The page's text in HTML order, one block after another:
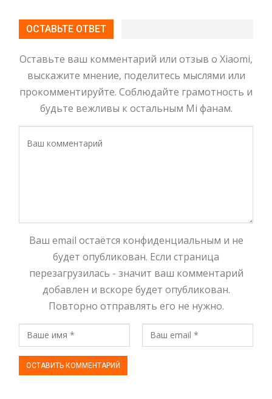
ОСТАВЬТЕ ОТВЕТ
Оставьте ваш комментарий или отзыв о Xiaomi,
выскажите мнение, поделитесь мыслями или
прокомментируйте. Соблюдайте грамотность и
будьте вежливы к остальным Mi фанам.
Ваш email остаётся конфиденциальным и не
будет опубликован. Если страница
перезагрузилась - значит ваш комментарий
добавлен и вскоре будет опубликован.
Повторно отправлять его не нужно.